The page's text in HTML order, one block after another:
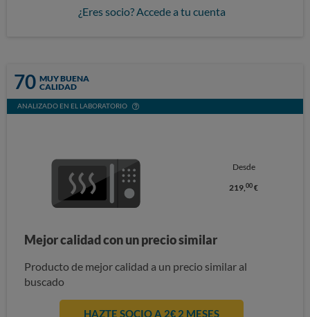
¿Eres socio? Accede a tu cuenta
70 MUY BUENA
CALIDAD
ANALIZADO EN EL LABORATORIO
Desde
219,00 €
Mejor calidad con un precio similar
Producto de mejor calidad a un precio similar al
buscado
HAZTE SOCIO A 2€ 2 MESES